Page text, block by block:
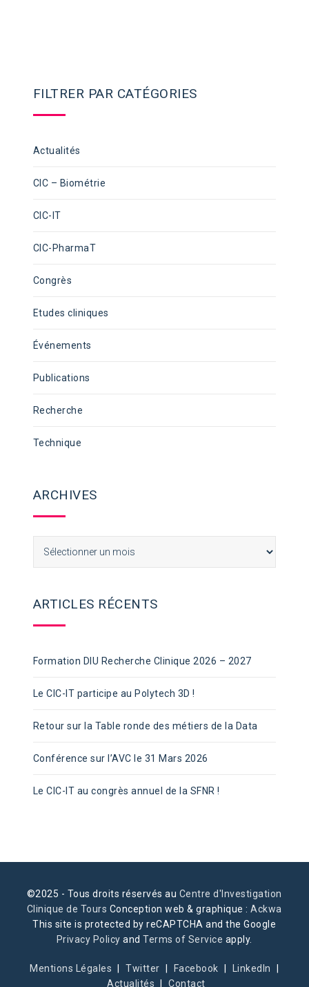
FILTRER PAR CATÉGORIES
Actualités
CIC – Biométrie
CIC-IT
CIC-PharmaT
Congrès
Etudes cliniques
Événements
Publications
Recherche
Technique
ARCHIVES
ARTICLES RÉCENTS
Formation DIU Recherche Clinique 2026 – 2027
Le CIC-IT participe au Polytech 3D !
Retour sur la Table ronde des métiers de la Data
Conférence sur l’AVC le 31 Mars 2026
Le CIC-IT au congrès annuel de la SFNR !
©2025 - Tous droits réservés au Centre d'Investigation
Clinique de Tours Conception web & graphique :Ackwa
This site is protected by reCAPTCHA and the Google
Privacy Policy andTerms of Service apply.
Mentions Légales Twitter Facebook
LinkedIn
Actualités
Contact